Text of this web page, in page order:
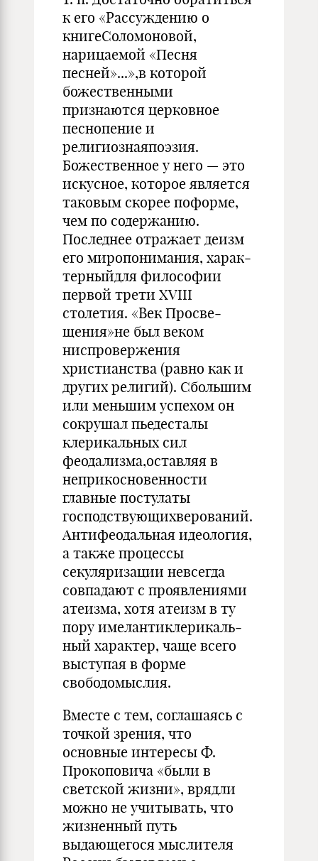
к его «Рассуждению о
книгеСоломоновой,
нарицаемой «Песня
песней»...»,в которой
божественными
признаются церковное
песнопение и
религиознаяпоэзия.
Божественное у него — это
искусное, которое является
таковым скорее поформе,
чем по содержанию.
Последнее отражает деизм
его миропонимания, харак­
терныйдля философии
первой трети XVIII
столетия. «Век Просве­
щения»не был веком
ниспровержения
христианства (равно как и
других религий). Сбольшим
или меньшим успехом он
сокрушал пьедесталы
клерикальных сил
феодализма,оставляя в
неприкосно­венности
главные постулаты
господствующихверований.
Антифеодаль­ная идеология,
а также процессы
секуляризации невсегда
совпадают с проявлениями
атеизма, хотя атеизм в ту
пору имелантиклерикаль­
ный характер, чаще всего
выступая в форме
свободомыслия.
Вместе с тем, соглашаясь с
точкой зрения, что
основные интересы Ф.
Прокоповича «были в
светской жизни», врядли
можно не учитывать, что
жизненный путь
выдающегося мыслителя